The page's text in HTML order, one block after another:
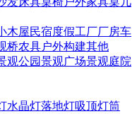
木屋民宿度假工厂厂房车
桥农具户外构建其他
观公园景观广场景观庭院
水晶灯落地灯吸顶灯筒